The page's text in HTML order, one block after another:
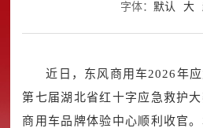
字体： 默认 大
近日，东风商用车2026年
第七届湖北省红十字应急救护
商用车品牌体验中心顺利收官